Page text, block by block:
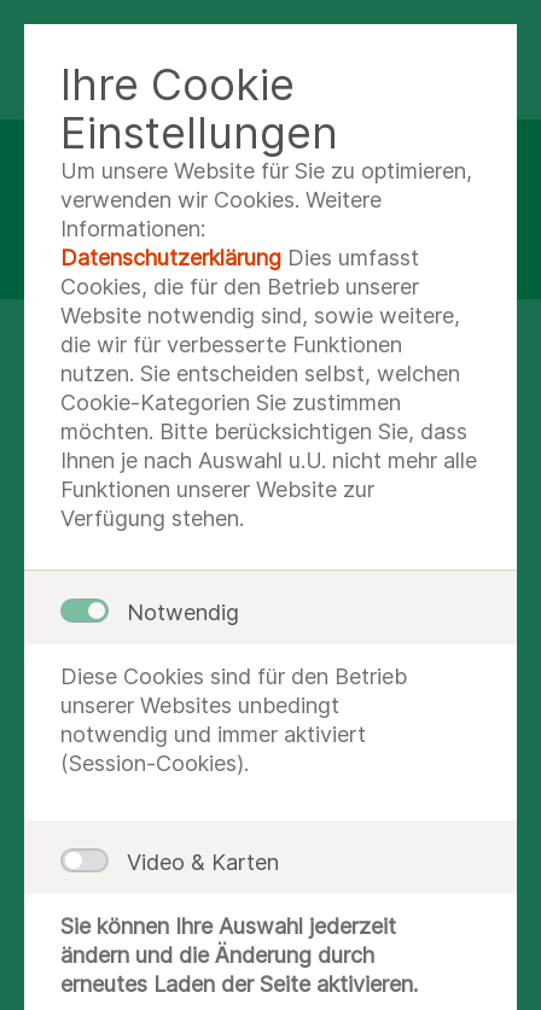
KLINIK FÜR
Geriatrie
Dr. med. Jörg Hofmann
ZURÜCK IN DEN ALLTAG
Wenn ältere Menschen erkranken, kann
pflegebedürftig zu werden. Unsere
Behandlung - ist, ihnen zu ermöglichen,
die eingeschränkten Fähigkeiten gezielt
wieder zu erlernen, aufzubauen und zu
Ihre Cookie
Einstellungen
Um unsere Website für Sie zu optimieren,
verwenden wir Cookies. Weitere
Informationen:
Datenschutzerklärung Dies umfasst
Cookies, die für den Betrieb unserer
Website notwendig sind, sowie weitere,
die wir für verbesserte Funktionen
nutzen. Sie entscheiden selbst, welchen
Cookie-Kategorien Sie zustimmen
möchten. Bitte berücksichtigen Sie, dass
Ihnen je nach Auswahl u.U. nicht mehr alle
Funktionen unserer Website zur
Verfügung stehen.
Notwendig
Diese Cookies sind für den Betrieb
unserer Websites unbedingt
notwendig und immer aktiviert
(Session-Cookies).
Video & Karten
Sie können Ihre Auswahl jederzeit
ändern und die Änderung durch
erneutes Laden der Seite aktivieren.